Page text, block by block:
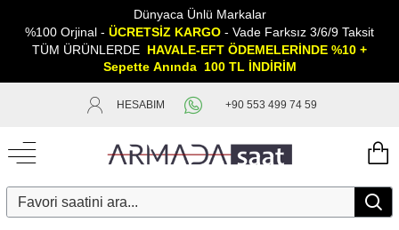
Dünyaca Ünlü Markalar
%100 Orjinal - ÜCRETSİZ KARGO - Vade Farksız 3/6/9 Taksit
TÜM ÜRÜNLERDE HAVALE-EFT ÖDEMELERİNDE %10 +
Sepette Anında 100 TL İNDİRİM
HESABIM +90 553 499 74 59